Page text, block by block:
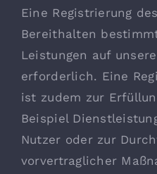
Eine Registrierung
Bereithalten
Leistungen auf
erforderlich. Eine
ist zudem zur
Beispiel
Nutzer oder zur
vorvertraglicher